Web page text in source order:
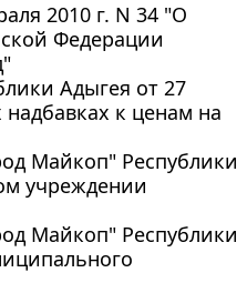
2010 г. N 34 "О
Федерации
Адыгея от 27
к ценам на
Майкоп" Республики
учреждении
Майкоп" Республики